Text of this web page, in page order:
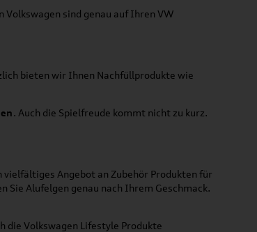
sind genau auf Ihren VW
bieten wir Ihnen Nachfüllprodukte wie
. Auch die Spielfreude kommt nicht zu kurz.
vielfältiges Angebot an Zubehör Produkten für
Alufelgen genau nach Ihrem Geschmack.
die Volkswagen Lifestyle Produkte